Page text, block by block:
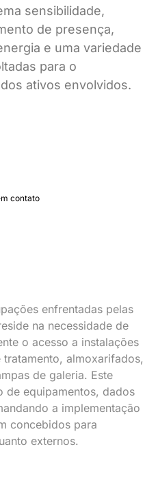
sensibilidade,
de presença,
e uma variedade
para o
ativos envolvidos.
contato
enfrentadas pelas
na necessidade de
o acesso a instalações
almoxarifados,
de galeria. Este
de equipamentos, dados
a implementação
concebidos para
externos.